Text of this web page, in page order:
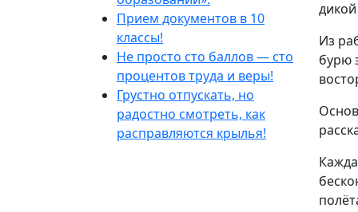
Из
бурю
Прием документов в 10
классы!
Не просто сто баллов — сто
процентов труда и веры!
Грустно отпускать, но
радостно смотреть, как
расправляются крылья!